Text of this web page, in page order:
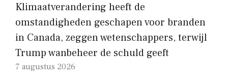
Klimaatverandering heeft de
omstandigheden geschapen voor branden
in Canada, zeggen wetenschappers, terwijl
Trump wanbeheer de schuld geeft
7 augustus 2026